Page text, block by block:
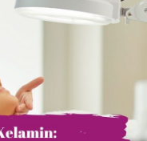
Tugas,
Peran,
Kampus
Terbaik
di
Indonesia